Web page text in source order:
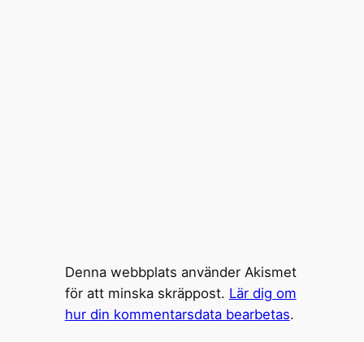
Denna webbplats använder Akismet
för att minska skräppost. Lär dig om
hur din kommentarsdata bearbetas.